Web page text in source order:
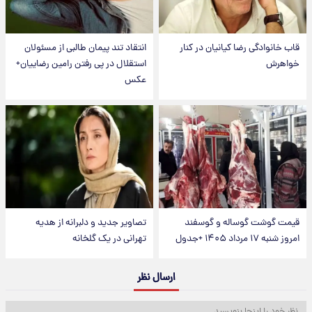
قاب خانوادگی رضا کیانیان در کنار
خواهرش
انتقاد تند پیمان طالبی از مسئولان
استقلال در پی رفتن رامین رضاییان+
عکس
قیمت گوشت گوساله و گوسفند
امروز شنبه ۱۷ مرداد ۱۴۰۵ +جدول
تصاویر جدید و دلبرانه از هدیه
تهرانی در یک گلخانه
ارسال نظر